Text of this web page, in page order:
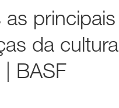
as principais
da
BASF